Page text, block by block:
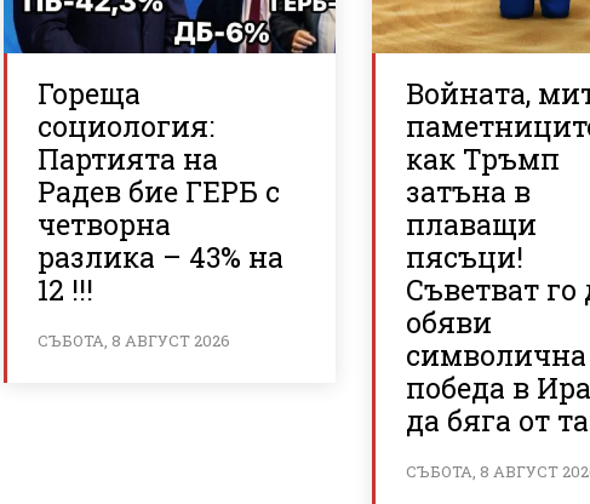
Гореща
социология:
Партията на
Радев бие ГЕРБ с
четворна
разлика – 43% на
12 !!!
СЪБОТА, 8 АВГУСТ 2026
Войната,
как Тръмп
затъна в
плаващи
пясъци!
Съветват го
обяви
символична
победа в
да бяга от
СЪБОТА, 8 АВГУСТ